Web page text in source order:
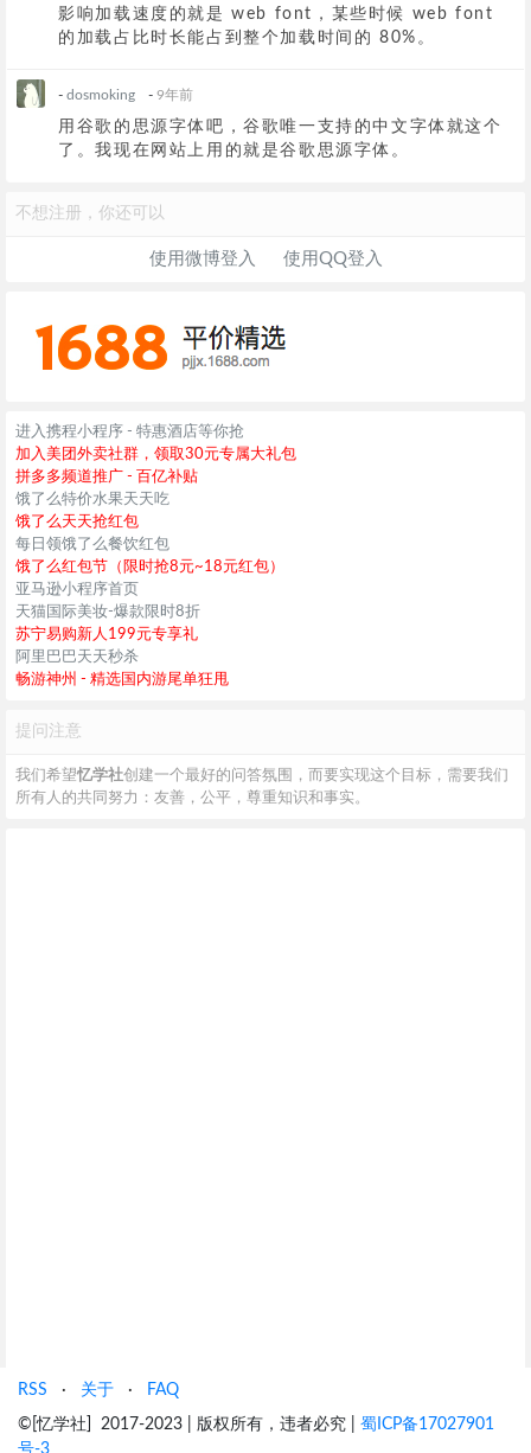
影响加载速度的就是 web font，某些时候 web font
的加载占比时长能占到整个加载时间的 80%。
-dosmoking -9年前
用谷歌的思源字体吧，谷歌唯一支持的中文字体就这个
了。我现在网站上用的就是谷歌思源字体。
不想注册，你还可以
使用微博登入 使用QQ登入
进入携程小程序 - 特惠酒店等你抢
加入美团外卖社群，领取30元专属大礼包
拼多多频道推广 - 百亿补贴
饿了么特价水果天天吃
饿了么天天抢红包
每日领饿了么餐饮红包
饿了么红包节（限时抢8元~18元红包）
亚马逊小程序首页
天猫国际美妆-爆款限时8折
苏宁易购新人199元专享礼
阿里巴巴天天秒杀
畅游神州 - 精选国内游尾单狂甩
提问注意
我们希望忆学社创建一个最好的问答氛围，而要实现这个目标，需要我们
所有人的共同努力：友善，公平，尊重知识和事实。
RSS · 关于 ·
FAQ
©[忆学社] 2017-2023 | 版权所有，违者必究 | 蜀ICP备17027901
号-3